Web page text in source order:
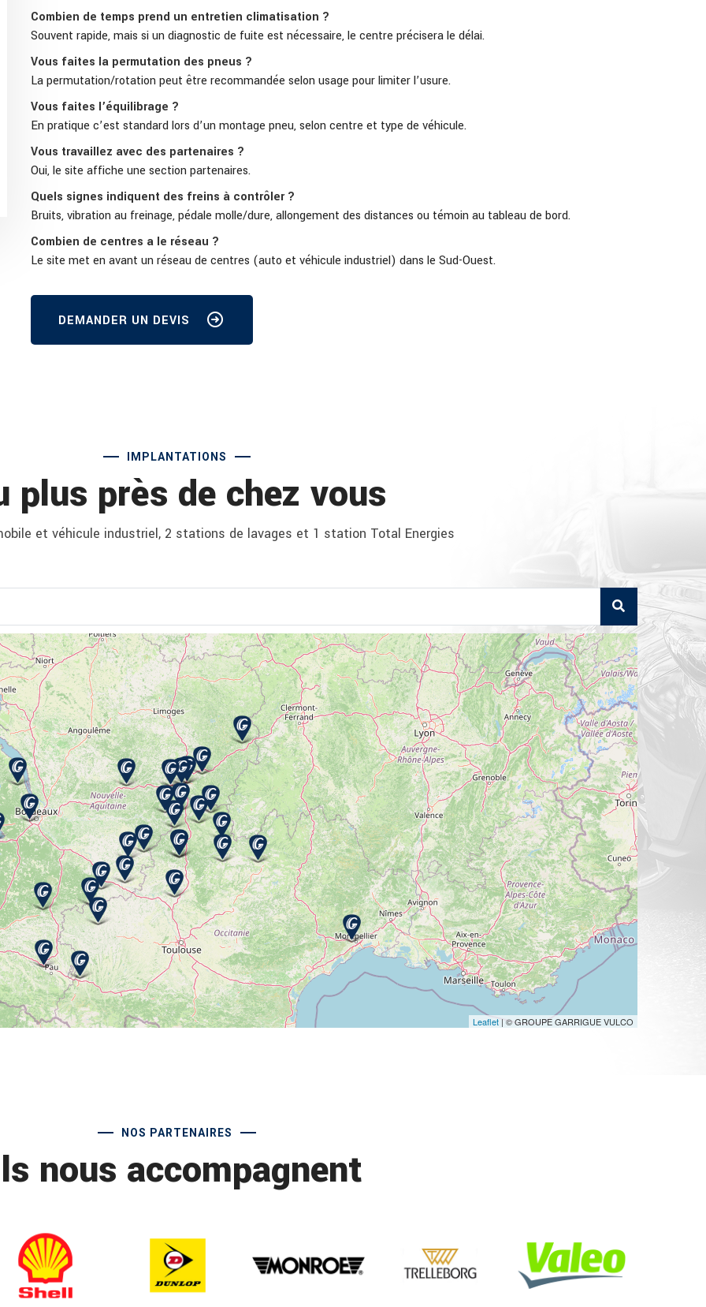
Combien de temps prend un entretien climatisation ?
Souvent rapide, mais si un diagnostic de fuite est nécessaire, le centre précisera le délai.
Vous faites la permutation des pneus ?
La permutation/rotation peut être recommandée selon usage pour limiter l’usure.
Vous faites l’équilibrage ?
En pratique c’est standard lors d’un montage pneu, selon centre et type de véhicule.
Vous travaillez avec des partenaires ?
Oui, le site affiche une section partenaires.
Quels signes indiquent des freins à contrôler ?
Bruits, vibration au freinage, pédale molle/dure, allongement des distances ou témoin au tableau de bord.
Combien de centres a le réseau ?
Le site met en avant un réseau de centres (auto et véhicule industriel) dans le Sud-Ouest.
DEMANDER UN DEVIS
IMPLANTATIONS
plus près de chez vous
et véhicule industriel, 2 stations de lavages et 1 station Total Energies
Leaflet | © GROUPE GARRIGUE VULCO
NOS PARTENAIRES
nous accompagnent